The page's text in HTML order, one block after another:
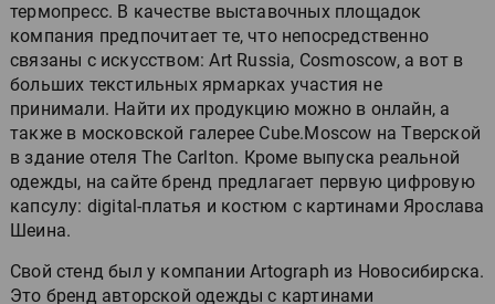
термопресс. В качестве выставочных площадок
компания предпочитает те, что непосредственно
связаны с искусством: Art Russia, Cosmoscow, а вот в
больших текстильных ярмарках участия не
принимали. Найти их продукцию можно в онлайн, а
также в московской галерее Cube.Moscow на Тверской
в здание отеля The Carlton. Кроме выпуска реальной
одежды, на сайте бренд предлагает первую цифровую
капсулу: digital-платья и костюм с картинами Ярослава
Шеина.
Свой стенд был у компании Artograph из Новосибирска.
Это бренд авторской одежды с картинами